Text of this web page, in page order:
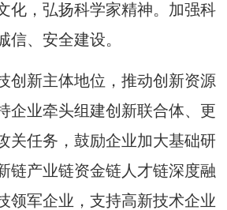
化，弘扬科学家精神。加强科
信、安全建设。
新主体地位，推动创新资源
企业牵头组建创新联合体、更
关任务，鼓励企业加大基础研
链产业链资金链人才链深度融
领军企业，支持高新技术企业